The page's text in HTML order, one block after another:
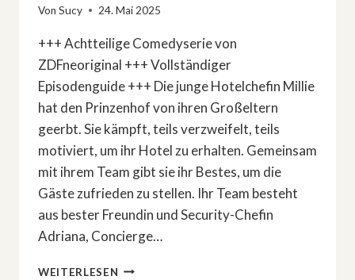
Von Sucy 24. Mai 2025
+++ Achtteilige Comedyserie von
ZDFneoriginal +++ Vollständiger
Episodenguide +++ Die junge Hotelchefin Millie
hat den Prinzenhof von ihren Großeltern
geerbt. Sie kämpft, teils verzweifelt, teils
motiviert, um ihr Hotel zu erhalten. Gemeinsam
mit ihrem Team gibt sie ihr Bestes, um die
Gäste zufrieden zu stellen. Ihr Team besteht
aus bester Freundin und Security-Chefin
Adriana, Concierge…
WEITERLESEN EIN